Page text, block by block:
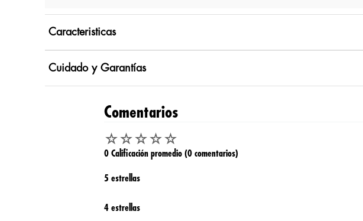
Caracteristicas
Cuidado y Garantías
Comentarios
☆☆☆☆☆
0 Calificación promedio (0 comentarios)
5 estrellas
4 estrellas